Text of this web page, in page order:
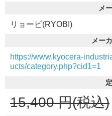
メ
リョービ(RYOBI)
メー
https://www.kyocera-
ucts/category.php?cid1=1
15,400 円(税込)